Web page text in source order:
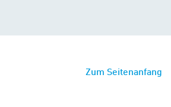
Zum Seitenanfang